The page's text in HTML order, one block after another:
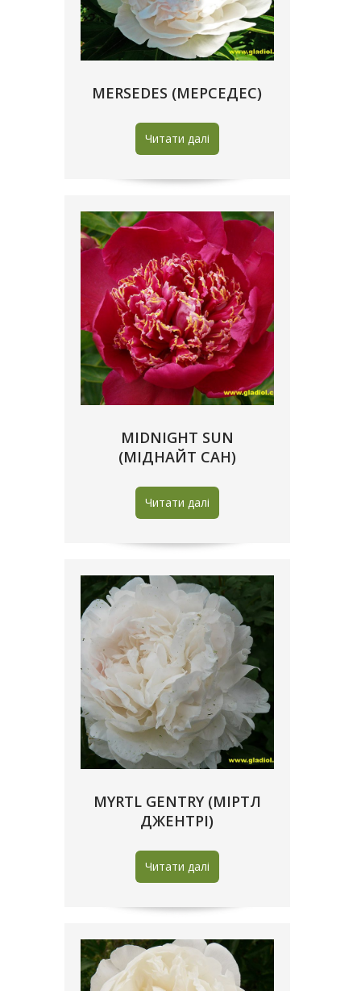
MERSEDES (МЕРСЕДЕС)
Читати далі
MIDNIGHT SUN
(МІДНАЙТ САН)
Читати далі
MYRTL GENTRY (МІРТЛ
ДЖЕНТРІ)
Читати далі